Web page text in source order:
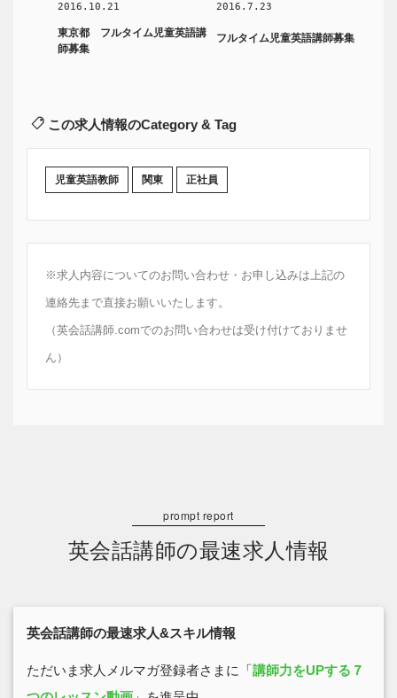
2016.10.21
東京都 フルタイム児童英語講
師募集
2016.7.23
フルタイム児童英語講師募集
この求人情報のCategory & Tag
児童英語教師 関東 正社員
※求人内容についてのお問い合わせ・お申し込みは上記の
連絡先まで直接お願いいたします。
（英会話講師.comでのお問い合わせは受け付けておりませ
ん）
英会話講師の最速求人情報
英会話講師の最速求人&スキル情報
ただいま求人メルマガ登録者さまに「講師力をUPする７